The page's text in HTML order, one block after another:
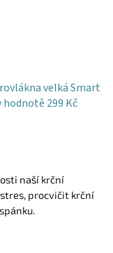
velká Smart
hodnotě 299 Kč
naší krční
procvičit krční